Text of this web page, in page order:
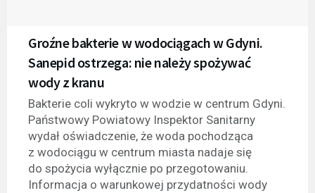
Groźne bakterie w wodociągach w Gdyni.
Sanepid ostrzega: nie należy spożywać
wody z kranu
Bakterie coli wykryto w wodzie w centrum Gdyni.
Państwowy Powiatowy Inspektor Sanitarny
wydał oświadczenie, że woda pochodząca
z wodociągu w centrum miasta nadaje się
do spożycia wyłącznie po przegotowaniu.
Informacja o warunkowej przydatności wody